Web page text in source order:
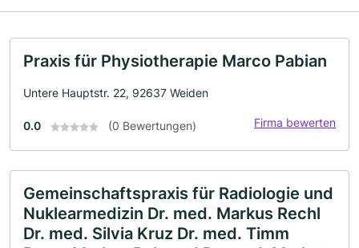
Praxis für Physiotherapie Marco Pabian
Untere Hauptstr. 22, 92637 Weiden
0.0 (0 Bewertungen) Firma bewerten
Gemeinschaftspraxis für Radiologie und
Nuklearmedizin Dr. med. Markus Rechl
Dr. med. Silvia Kruz Dr. med. Timm